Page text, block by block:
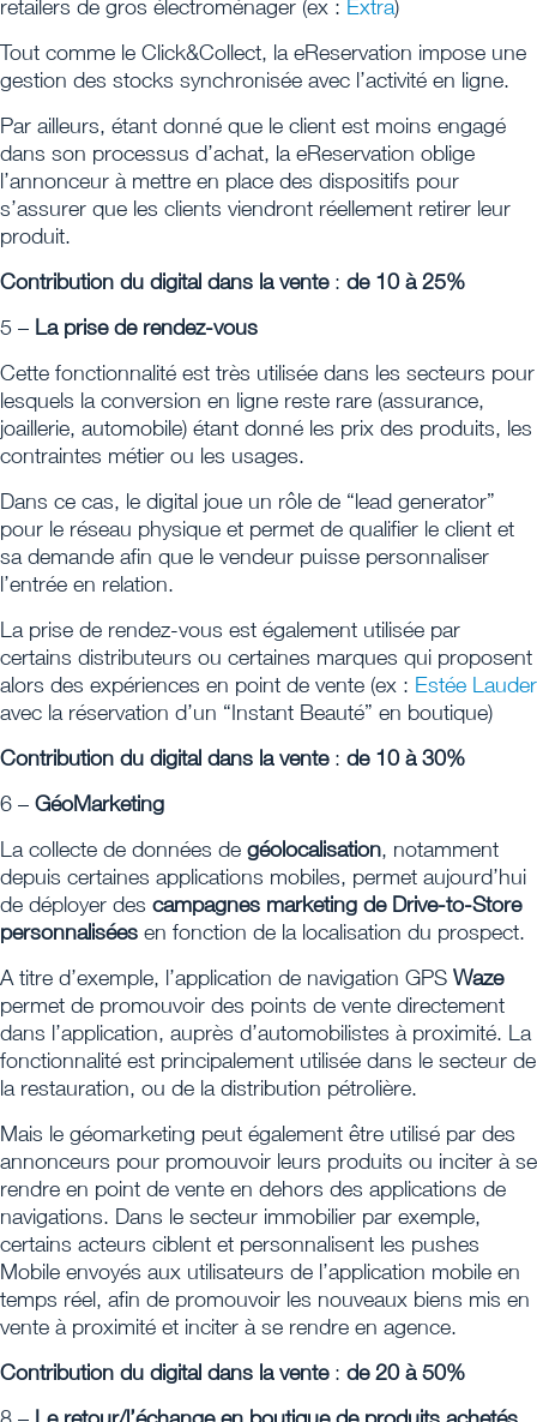
retailers de gros électroménager (ex : Extra)
Tout comme le Click&Collect, la eReservation impose une
gestion des stocks synchronisée avec l’activité en ligne.
Par ailleurs, étant donné que le client est moins engagé
dans son processus d’achat, la eReservation oblige
l’annonceur à mettre en place des dispositifs pour
s’assurer que les clients viendront réellement retirer leur
produit.
Contribution du digital dans la vente: de 10 à 25%
5 – La prise de rendez-vous
Cette fonctionnalité est très utilisée dans les secteurs pour
lesquels la conversion en ligne reste rare (assurance,
joaillerie, automobile) étant donné les prix des produits, les
contraintes métier ou les usages.
Dans ce cas, le digital joue un rôle de “lead generator”
pour le réseau physique et permet de qualifier le client et
sa demande afin que le vendeur puisse personnaliser
l’entrée en relation.
La prise de rendez-vous est également utilisée par
certains distributeurs ou certaines marques qui proposent
alors des expériences en point de vente (ex : Estée Lauder
avec la réservation d’un “Instant Beauté” en boutique)
Contribution du digital dans la vente: de 10 à 30%
6 – GéoMarketing
La collecte de données de géolocalisation, notamment
depuis certaines applications mobiles, permet aujourd’hui
de déployer des campagnes marketing de Drive-to-Store
personnalisées en fonction de la localisation du prospect.
A titre d’exemple, l’application de navigation GPS Waze
permet de promouvoir des points de vente directement
dans l’application, auprès d’automobilistes à proximité. La
fonctionnalité est principalement utilisée dans le secteur de
la restauration, ou de la distribution pétrolière.
Mais le géomarketing peut également être utilisé par des
annonceurs pour promouvoir leurs produits ou inciter à se
rendre en point de vente en dehors des applications de
navigations. Dans le secteur immobilier par exemple,
certains acteurs ciblent et personnalisent les pushes
Mobile envoyés aux utilisateurs de l’application mobile en
temps réel, afin de promouvoir les nouveaux biens mis en
vente à proximité et inciter à se rendre en agence.
Contribution du digital dans la vente: de 20 à 50%